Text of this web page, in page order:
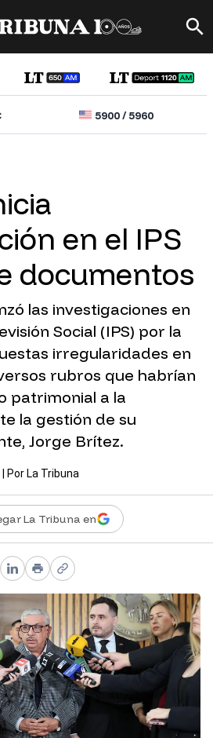
5900/5960
en el IPS
documentos
las investigaciones en
Social (IPS) por la
irregularidades en
rubros que habrían
patrimonial a la
la gestión de su
Jorge Brítez.
| Por La Tribuna
La Tribuna en
LinkedIn
PrintCopy link